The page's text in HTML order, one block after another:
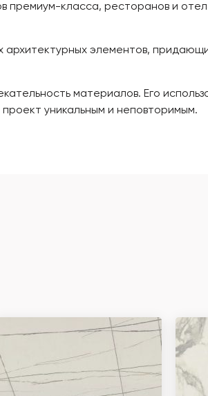
премиум-класса, ресторанов и
архитектурных элементов,
материалов. Его
уникальным и неповторимым.